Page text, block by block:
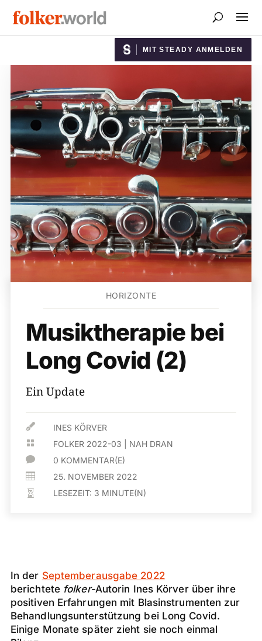
MIT STEADY ANMELDEN
HORIZONTE
Musiktherapie bei
Long Covid (2)
Ein Update
 INES KÖRVER
 FOLKER 2022-03 NAH DRAN
 0 KOMMENTAR(E)
 25. NOVEMBER 2022
 LESEZEIT: 3 MINUTE(N)
In der Septemberausgabe 2022
berichtete folker-Autorin Ines Körver über ihre
positiven Erfahrungen mit Blasinstrumenten zur
Behandlungsunterstützung bei Long Covid.
Einige Monate später zieht sie noch einmal